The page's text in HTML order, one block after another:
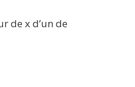
de x d’un de